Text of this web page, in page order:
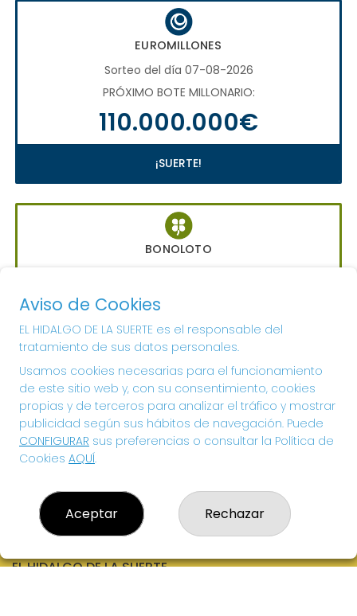
EUROMILLONES
Sorteo del día 07-08-2026
PRÓXIMO BOTE MILLONARIO:
110.000.000€
¡SUERTE!
BONOLOTO
PRÓXIMO BOTE MILLONARIO:
700.000€
¡SUERTE!
EL HIDALGO DE LA SUERTE
Aviso de Cookies
EL HIDALGO DE LA SUERTE es el responsable del
tratamiento de sus datos personales.
Usamos cookies necesarias para el funcionamiento
de este sitio web y, con su consentimiento, cookies
propias y de terceros para analizar el tráfico y mostrar
publicidad según sus hábitos de navegación. Puede
CONFIGURAR sus preferencias o consultar la Política de
Cookies AQUÍ.
Aceptar Rechazar